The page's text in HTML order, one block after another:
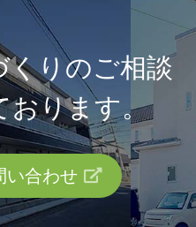
くりのご相談
おります。
い合わせ